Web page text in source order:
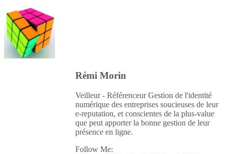
Rémi Morin
Veilleur - Référenceur Gestion de l'identité
numérique des entreprises soucieuses de leur
e-reputation, et conscientes de la plus-value
que peut apporter la bonne gestion de leur
présence en ligne.
Follow Me: